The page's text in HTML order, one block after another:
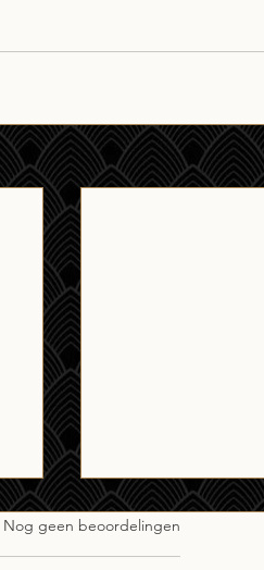
0 uit 5 sterren.
Nog geen beoordelingen